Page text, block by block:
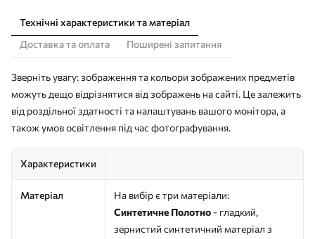
Технічні характеристики та матеріал
Доставка та оплата
Поширені запитання
Зверніть увагу: зображення та кольори зображених предметів
можуть дещо відрізнятися від зображень на сайті. Це залежить
від роздільної здатності та налаштувань вашого монітора, а
також умов освітлення під час фотографування.
Характеристики
Матеріал
На вибір є три матеріали:
Синтетичне Полотно - гладкий,
зернистий синтетичний матеріал з